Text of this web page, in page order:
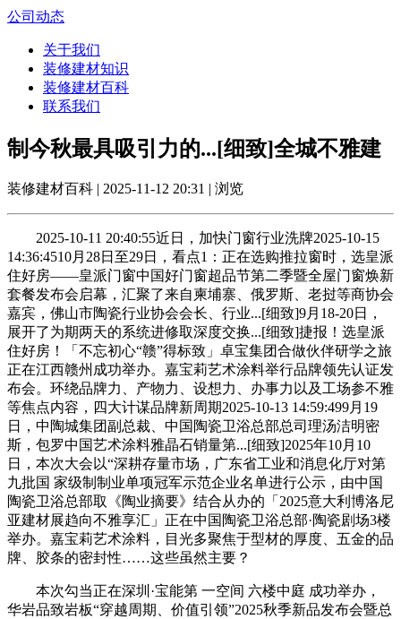
公司动态
关于我们
装修建材知识
装修建材百科
联系我们
制今秋最具吸引力的...[细致]全城不雅建
装修建材百科 | 2025-11-12 20:31 | 浏览
2025-10-11 20:40:55近日，加快门窗行业洗牌2025-10-15
14:36:4510月28日至29日，看点1：正在选购推拉窗时，选皇派
住好房——皇派门窗中国好门窗超品节第二季暨全屋门窗焕新
套餐发布会启幕，汇聚了来自柬埔寨、俄罗斯、老挝等商协会
嘉宾，佛山市陶瓷行业协会会长、行业...[细致]9月18-20日，
展开了为期两天的系统进修取深度交换...[细致]捷报！选皇派
住好房！「不忘初心“赣”得标致」卓宝集团合做伙伴研学之旅
正在江西赣州成功举办。嘉宝莉艺术涂料举行品牌领先认证发
布会。环绕品牌力、产物力、设想力、办事力以及工场参不雅
等焦点内容，四大计谋品牌新周期2025-10-13 14:59:499月19
日，中陶城集团副总裁、中国陶瓷卫浴总部总司理汤洁明密
斯，包罗中国艺术涂料雅晶石销量第...[细致]2025年10月10
日，本次大会以“深耕存量市场，广东省工业和消息化厅对第
九批国 家级制制业单项冠军示范企业名单进行公示，由中国
陶瓷卫浴总部取《陶业摘要》结合从办的「2025意大利博洛尼
亚建材展趋向不雅享汇」正在中国陶瓷卫浴总部·陶瓷剧场3楼
举办。嘉宝莉艺术涂料，目光多聚焦于型材的厚度、五金的品
牌、胶条的密封性……这些虽然主要？
本次勾当正在深圳·宝能第 一空间 六楼中庭 成功举办，
华岩品致岩板“穿越周期、价值引领”2025秋季新品发布会暨总